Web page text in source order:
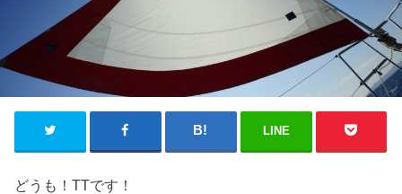
LINE
どうも！TTです！